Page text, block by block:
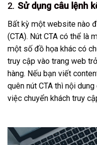
2. Sử dụng câu lệnh
Bất kỳ một website nào
(CTA). Nút CTA có thể là
một số đồ họa khác có
truy cập vào trang web
hàng. Nếu bạn viết
quên nút CTA thì nội
việc chuyển khách truy